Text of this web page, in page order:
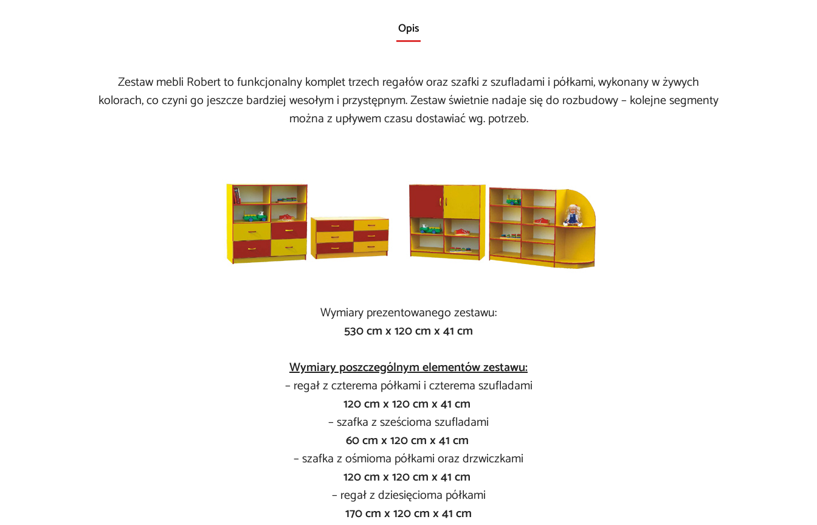
Opis
Zestaw mebli Robert to funkcjonalny komplet trzech regałów oraz szafki z szufladami i półkami, wykonany w żywych
kolorach, co czyni go jeszcze bardziej wesołym i przystępnym. Zestaw świetnie nadaje się do rozbudowy – kolejne segmenty
można z upływem czasu dostawiać wg. potrzeb.
Wymiary prezentowanego zestawu:
530 cm x 120 cm x 41 cm
Wymiary poszczególnym elementów zestawu:
– regał z czterema półkami i czterema szufladami
120 cm x 120 cm x 41 cm
– szafka z sześcioma szufladami
60 cm x 120 cm x 41 cm
– szafka z ośmioma półkami oraz drzwiczkami
120 cm x 120 cm x 41 cm
– regał z dziesięcioma półkami
170 cm x 120 cm x 41 cm